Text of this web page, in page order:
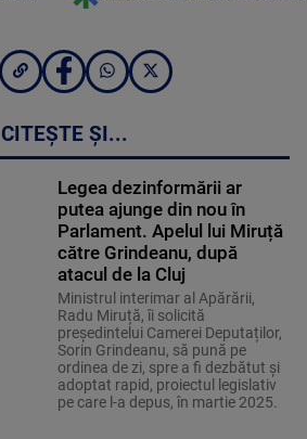
CITEȘTE ȘI...
Legea dezinformării ar
putea ajunge din nou în
Parlament. Apelul lui Miruță
către Grindeanu, după
atacul de la Cluj
Ministrul interimar al Apărării,
Radu Miruță, îi solicită
președintelui Camerei Deputaților,
Sorin Grindeanu, să pună pe
ordinea de zi, spre a fi dezbătut și
adoptat rapid, proiectul legislativ
pe care l-a depus, în martie 2025.